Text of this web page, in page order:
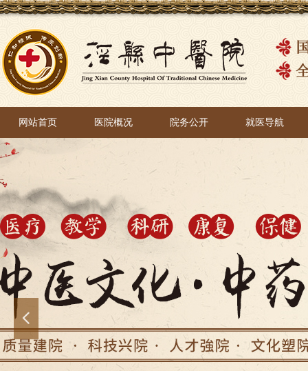
넳
网站首页
网站首页
医院概况 院务公开 就医导航